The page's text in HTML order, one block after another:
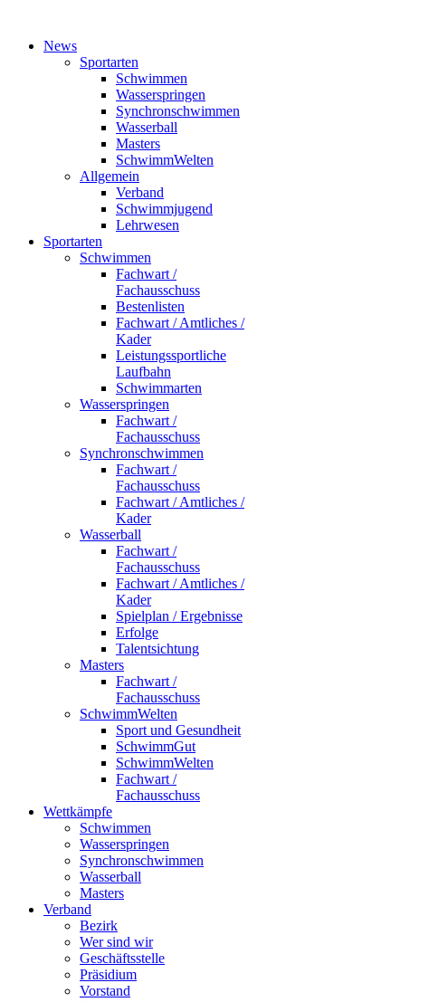
News
Sportarten
Schwimmen
Wasserspringen
Synchronschwimmen
Wasserball
Masters
SchwimmWelten
Allgemein
Verband
Schwimmjugend
Lehrwesen
Sportarten
Schwimmen
Fachwart /
Fachausschuss
Bestenlisten
Fachwart / Amtliches /
Kader
Leistungssportliche
Laufbahn
Schwimmarten
Wasserspringen
Fachwart /
Fachausschuss
Synchronschwimmen
Fachwart /
Fachausschuss
Fachwart / Amtliches /
Kader
Wasserball
Fachwart /
Fachausschuss
Fachwart / Amtliches /
Kader
Spielplan / Ergebnisse
Erfolge
Talentsichtung
Masters
Fachwart /
Fachausschuss
SchwimmWelten
Sport und Gesundheit
SchwimmGut
SchwimmWelten
Fachwart /
Fachausschuss
Wettkämpfe
Schwimmen
Wasserspringen
Synchronschwimmen
Wasserball
Masters
Verband
Bezirk
Wer sind wir
Geschäftsstelle
Präsidium
Vorstand